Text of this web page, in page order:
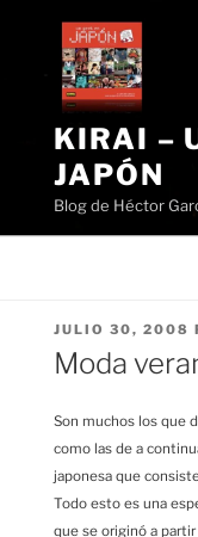
contenido
KIRAI –
JAPÓN
Blog de Héctor
PUBLICADO
EL
JULIO 30, 2008
Moda
Son muchos los que
como las de a
japonesa que
Todo esto es una
que se originó a